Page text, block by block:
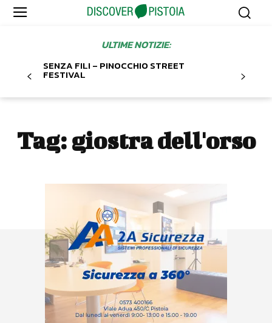
ULTIME NOTIZIE:
SENZA FILI – PINOCCHIO STREET
FESTIVAL
Tag: giostra dell'orso